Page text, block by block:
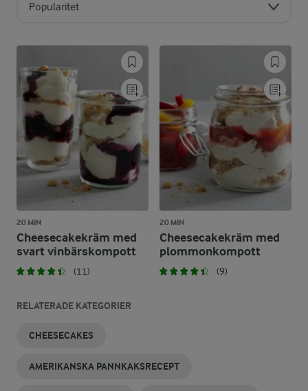
Popularitet
20 MIN
Cheesecakekräm med
svart vinbärskompott
(11)
20 MIN
Cheesecakekräm med
plommonkompott
(9)
RELATERADE KATEGORIER
CHEESECAKES
AMERIKANSKA PANNKAKSRECEPT